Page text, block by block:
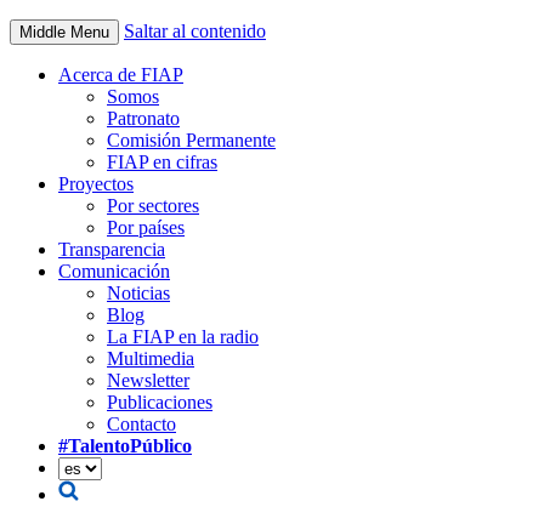
Middle Menu Saltar al contenido
Acerca de FIAP
Somos
Patronato
Comisión Permanente
FIAP en cifras
Proyectos
Por sectores
Por países
Transparencia
Comunicación
Noticias
Blog
La FIAP en la radio
Multimedia
Newsletter
Publicaciones
Contacto
#TalentoPúblico